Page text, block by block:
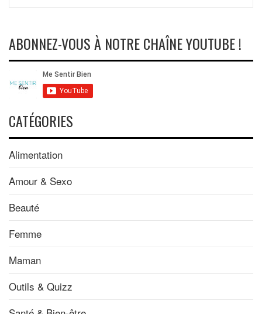
ABONNEZ-VOUS À NOTRE CHAÎNE YOUTUBE !
CATÉGORIES
Alimentation
Amour & Sexo
Beauté
Femme
Maman
Outils & Quizz